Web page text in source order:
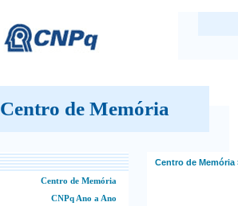
Centro de Memória
Centro de Memória
CNPq Ano a Ano
Centro de Memória